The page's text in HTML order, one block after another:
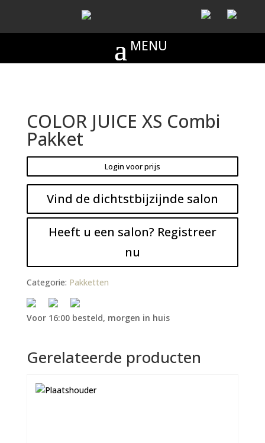
COLOR JUICE XS Combi
Pakket
Login voor prijs
Vind de dichtstbijzijnde salon
Heeft u een salon? Registreer
nu
Categorie: Pakketten
Voor 16:00 besteld, morgen in huis
Gerelateerde producten